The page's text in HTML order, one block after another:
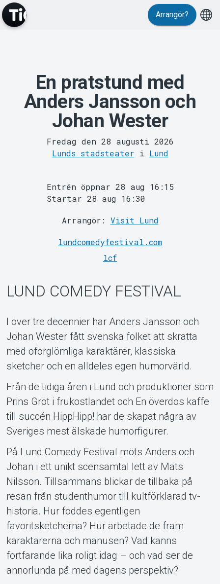
Evenemang
MyTickster
Support
Om Tickster
Arrangör?
En pratstund med
Anders Jansson och
Johan Wester
Fredag den 28 augusti 2026
Lunds stadsteater i Lund
Entrén öppnar 28 aug 16:15
Startar 28 aug 16:30
Arrangör: Visit Lund
lundcomedyfestival.com
lcf
LUND COMEDY FESTIVAL
I över tre decennier har Anders Jansson och
Johan Wester fått svenska folket att skratta
med oförglömliga karaktärer, klassiska
sketcher och en alldeles egen humorvärld.
Från de tidiga åren i Lund och produktioner som
Prins Gröt i frukostlandet och En överdos kaffe
till succén HippHipp! har de skapat några av
Sveriges mest älskade humorfigurer.
På Lund Comedy Festival möts Anders och
Johan i ett unikt scen­samtal lett av Mats
Nilsson. Tillsammans blickar de tillbaka på
resan från studenthumor till kultförklarad tv-
historia. Hur föddes egentligen
favoritsketcherna? Hur arbetade de fram
karaktärerna och manusen? Vad känns
fortfarande lika roligt idag – och vad ser de
annorlunda på med dagens perspektiv?